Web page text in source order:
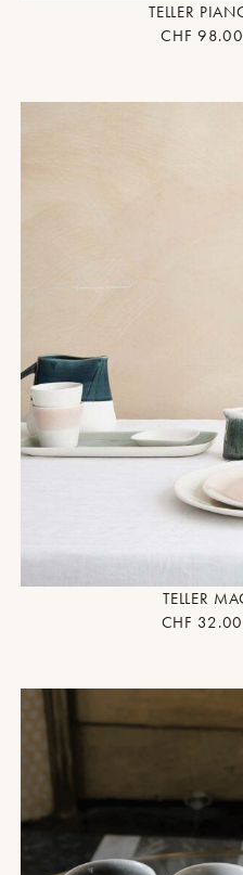
TELLER
CHF 98.00
TELLER
CHF 32.00